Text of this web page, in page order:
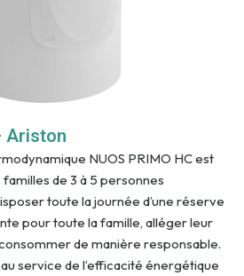
Ariston
NUOS PRIMO HC est
de 3 à 5 personnes
toute la journée d’une réserve
pour toute la famille, alléger leur
de manière responsable.
service de l’efficacité énergétique